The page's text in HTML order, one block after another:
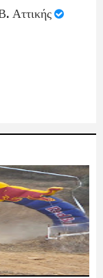
Αττικής